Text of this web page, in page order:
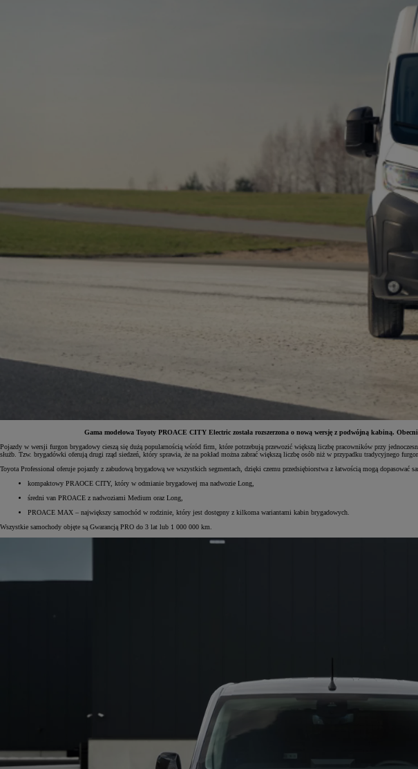
Yaris Cross
HYBRID
Gama modelowa Toyoty PROACE CITY Electric została rozszerzona o nową wersję z podwójną kabiną.
Pojazdy w wersji furgon brygadowy cieszą się dużą popularnością wśród firm, które potrzebują przewozić większą liczbę pracowników przy
służb. Tzw. brygadówki oferują drugi rząd siedzeń, który sprawia, że na pokład można zabrać większą liczbę osób niż w przypadku tradycyjnego
Toyota Professional oferuje pojazdy z zabudową brygadową we wszystkich segmentach, dzięki czemu przedsiębiorstwa z łatwością mogą dopasować
kompaktowy PRAOCE CITY, który w odmianie brygadowej ma nadwozie Long,
średni van PROACE z nadwoziami Medium oraz Long,
PROACE MAX – największy samochód w rodzinie, który jest dostępny z kilkoma wariantami kabin brygadowych.
Wszystkie samochody objęte są Gwarancją PRO do 3 lat lub 1 000 000 km.